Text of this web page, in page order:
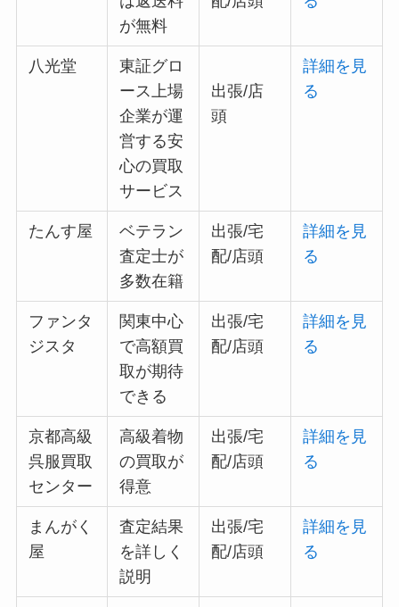
が無料
八光堂
東証グロ
ース上場
企業が運
営する安
心の買取
サービス
出張/店
頭
詳細を見
る
たんす屋
ベテラン
査定士が
多数在籍
出張/宅
配/店頭
詳細を見
る
ファンタ
ジスタ
関東中心
で高額買
取が期待
できる
出張/宅
配/店頭
詳細を見
る
京都高級
呉服買取
センター
高級着物
の買取が
得意
出張/宅
配/店頭
詳細を見
る
まんがく
屋
査定結果
を詳しく
説明
出張/宅
配/店頭
詳細を見
る